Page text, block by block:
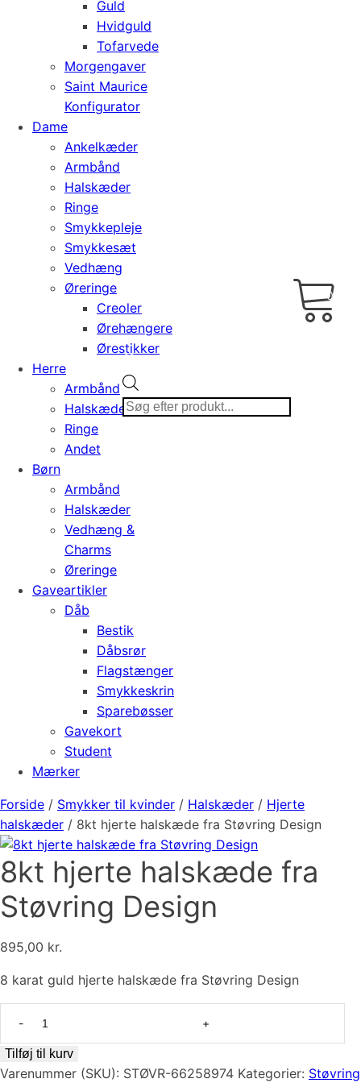
Guld
Hvidguld
Tofarvede
Morgengaver
Saint Maurice
Konfigurator
Dame
Ankelkæder
Armbånd
Halskæder
Ringe
Smykkepleje
Smykkesæt
Vedhæng
Øreringe
Creoler
Ørehængere
Ørestikker
Herre
Armbånd
Halskæder
Ringe
Andet
Børn
Armbånd
Halskæder
Vedhæng &
Charms
Øreringe
Gaveartikler
Dåb
Bestik
Dåbsrør
Flagstænger
Smykkeskrin
Sparebøsser
Gavekort
Student
Mærker
search
0,00
Forside / Smykker til kvinder / Halskæder / Hjerte
halskæder / 8kt hjerte halskæde fra Støvring Design
8kt hjerte halskæde fra
Støvring Design
895,00 kr.
8 karat guld hjerte halskæde fra Støvring Design
halskæde
fra
Tilføj til kurv
Varenummer (SKU): STØVR-66258974 Kategorier: Støvring